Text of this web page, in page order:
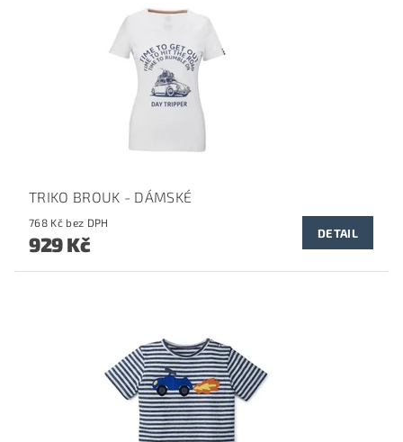
TRIKO BROUK - DÁMSKÉ
768 Kč bez DPH
929 Kč DETAIL